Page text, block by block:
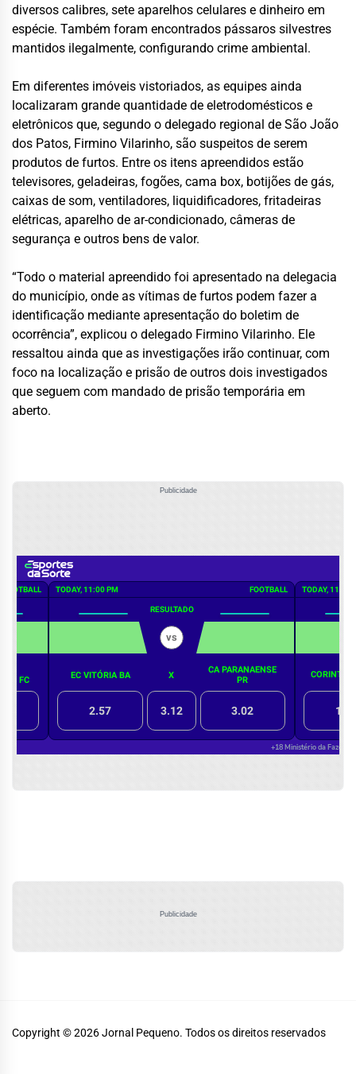
diversos calibres, sete aparelhos celulares e dinheiro em
espécie. Também foram encontrados pássaros silvestres
mantidos ilegalmente, configurando crime ambiental.
Em diferentes imóveis vistoriados, as equipes ainda
localizaram grande quantidade de eletrodomésticos e
eletrônicos que, segundo o delegado regional de São João
dos Patos, Firmino Vilarinho, são suspeitos de serem
produtos de furtos. Entre os itens apreendidos estão
televisores, geladeiras, fogões, cama box, botijões de gás,
caixas de som, ventiladores, liquidificadores, fritadeiras
elétricas, aparelho de ar-condicionado, câmeras de
segurança e outros bens de valor.
“Todo o material apreendido foi apresentado na delegacia
do município, onde as vítimas de furtos podem fazer a
identificação mediante apresentação do boletim de
ocorrência”, explicou o delegado Firmino Vilarinho. Ele
ressaltou ainda que as investigações irão continuar, com
foco na localização e prisão de outros dois investigados
que seguem com mandado de prisão temporária em
aberto.
Publicidade
Publicidade
Copyright © 2026Jornal Pequeno. Todos os direitos reservados